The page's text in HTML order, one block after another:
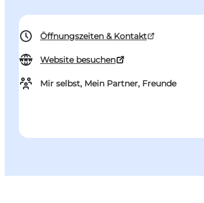
Öffnungszeiten & Kontakt
Website besuchen
Mir selbst, Mein Partner, Freunde